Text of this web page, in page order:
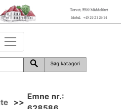
Søg katagori
>>
Emne nr.: